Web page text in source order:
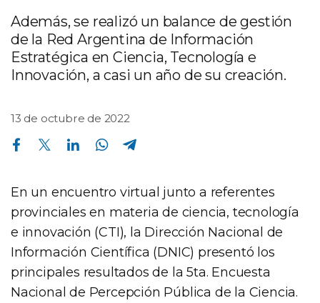
Además, se realizó un balance de gestión
de la Red Argentina de Información
Estratégica en Ciencia, Tecnología e
Innovación, a casi un año de su creación.
13 de octubre de 2022
Compartir en Facebook Compartir en Twitter Compartir en Linkedin Compartir en Whatsapp
En un encuentro virtual junto a referentes
provinciales en materia de ciencia, tecnología
e innovación (CTI), la Dirección Nacional de
Información Científica (DNIC) presentó los
principales resultados de la 5ta. Encuesta
Nacional de Percepción Pública de la Ciencia.